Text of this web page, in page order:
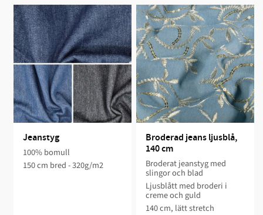
Jeanstyg
100% bomull
150 cm bred - 320g/m2
Broderad jeans ljusblå,
140 cm
Broderat jeanstyg med
slingor och blad
Ljusblått med broderi i
creme och guld
140 cm, lätt stretch